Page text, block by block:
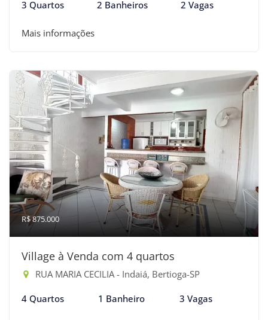
3 Quartos 2 Banheiros 2 Vagas
Mais informações
R$ 875.000
Village à Venda com 4 quartos
RUA MARIA CECILIA - Indaiá, Bertioga-SP
4 Quartos 1 Banheiro 3 Vagas